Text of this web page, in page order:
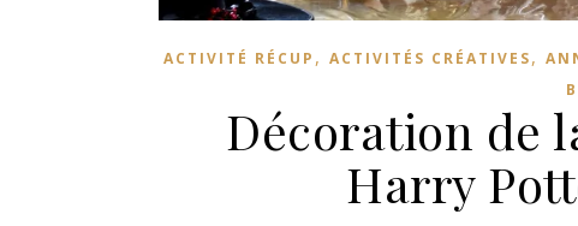
ACTIVITÉ RÉCUP , ACTIVITÉS CRÉATIVES,
Décoration de
Harry